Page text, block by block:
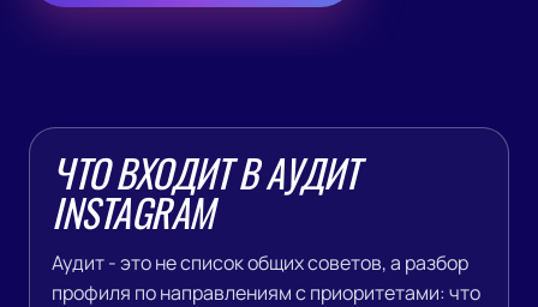
ЧТО ВХОДИТ В АУДИТ
INSTAGRAM
Аудит - это не список общих советов, а разбор
профиля по направлениям с приоритетами: что